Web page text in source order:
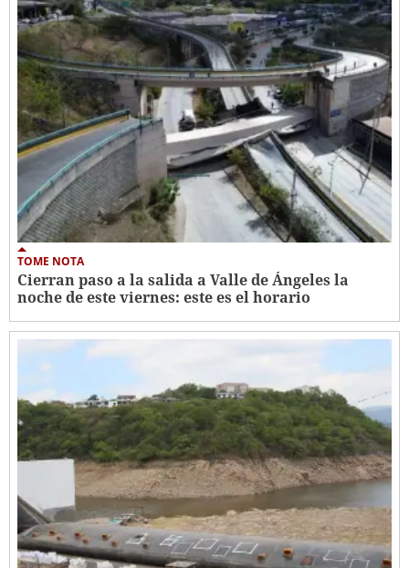
TOME NOTA
Cierran paso a la salida a Valle de Ángeles la
noche de este viernes: este es el horario